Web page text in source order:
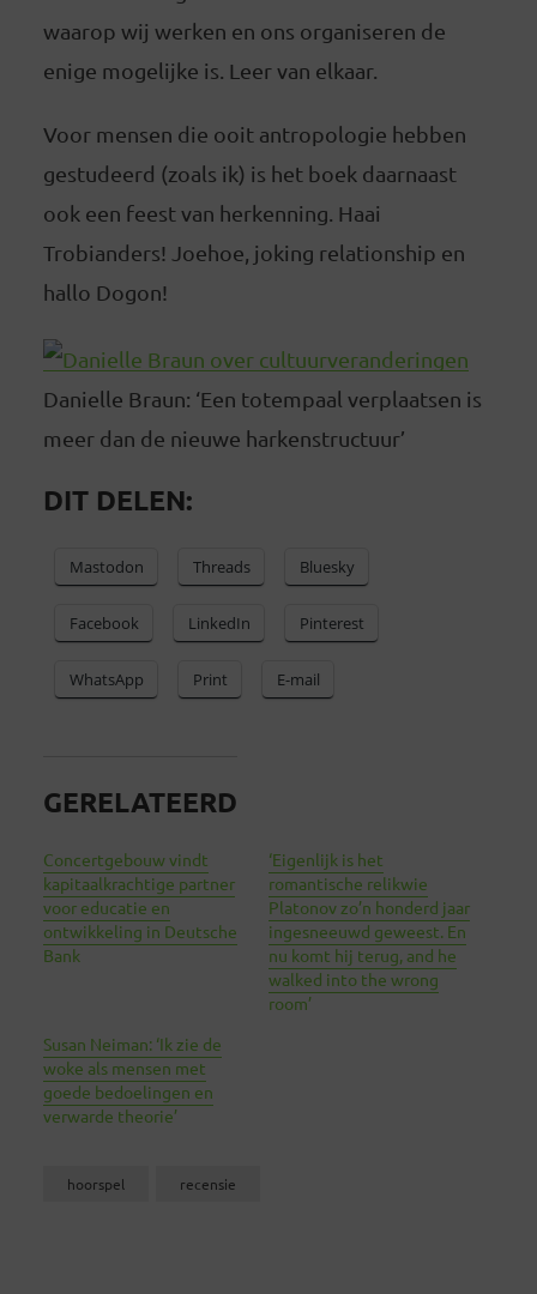
waarop wij werken en ons organiseren de
enige mogelijke is. Leer van elkaar.
Voor mensen die ooit antropologie hebben
gestudeerd (zoals ik) is het boek daarnaast
ook een feest van herkenning. Haai
Trobianders! Joehoe, joking relationship en
hallo Dogon!
Danielle Braun: ‘Een totempaal verplaatsen is
meer dan de nieuwe harkenstructuur’
DIT DELEN:
Mastodon Threads Bluesky
Facebook LinkedIn Pinterest
WhatsApp Print E-mail
GERELATEERD
Concertgebouw vindt
kapitaalkrachtige partner
voor educatie en
ontwikkeling in Deutsche
Bank
‘Eigenlijk is het
romantische relikwie
Platonov zo’n honderd jaar
ingesneeuwd geweest. En
nu komt hij terug, and he
walked into the wrong
room’
Susan Neiman: ‘Ik zie de
woke als mensen met
goede bedoelingen en
verwarde theorie’
hoorspel recensie